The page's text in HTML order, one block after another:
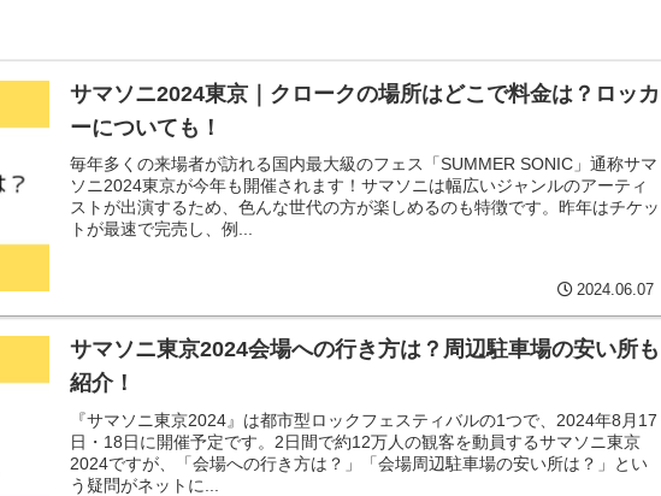
サマソニ2024東京｜クロークの場所はどこで料金は？ロッカ
ーについても！
毎年多くの来場者が訪れる国内最大級のフェス「SUMMER SONIC」通称サマ
ソニ2024東京が今年も開催されます！サマソニは幅広いジャンルのアーティ
ストが出演するため、色んな世代の方が楽しめるのも特徴です。昨年はチケッ
トが最速で完売し、例...
2024.06.07
サマソニ東京2024会場への行き方は？周辺駐車場の安い所も
紹介！
『サマソニ東京2024』は都市型ロックフェスティバルの1つで、2024年8月17
日・18日に開催予定です。2日間で約12万人の観客を動員するサマソニ東京
2024ですが、「会場への行き方は？」「会場周辺駐車場の安い所は？」とい
う疑問がネットに...